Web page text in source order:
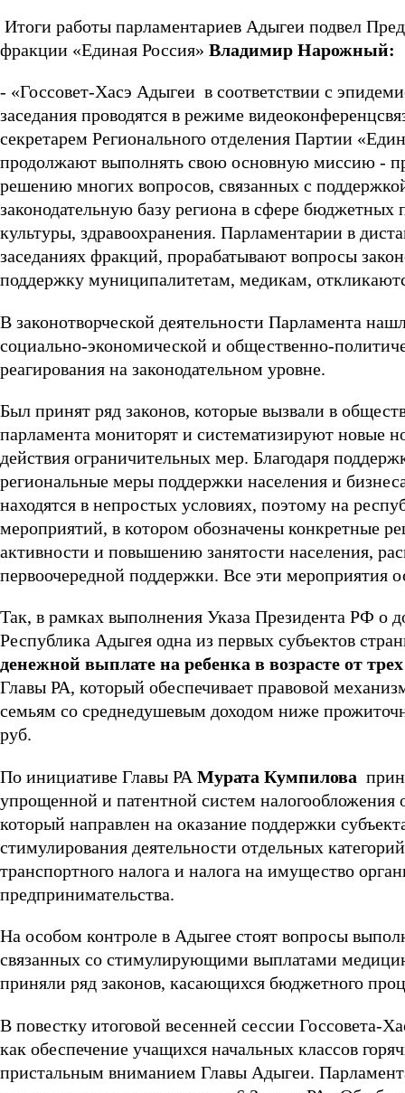
Итоги работы парламентариев Адыгеи подвел
фракции «Единая Россия» Владимир Нарожный:
- «Госсовет-Хасэ Адыгеи в соответствии с
заседания проводятся в режиме
секретарем Регионального отделения Партии
продолжают выполнять свою основную миссию -
решению многих вопросов, связанных с
законодательную базу региона в сфере
культуры, здравоохранения. Парламентарии в
заседаниях фракций, прорабатывают вопросы
поддержку муниципалитетам, медикам,
В законотворческой деятельности Парламента
социально-экономической и общественно-
реагирования на законодательном уровне.
Был принят ряд законов, которые вызвали в
парламента мониторят и систематизируют новые
действия ограничительных мер. Благодаря
региональные меры поддержки населения и
находятся в непростых условиях, поэтому на
мероприятий, в котором обозначены конкретные
активности и повышению занятости населения,
первоочередной поддержки. Все эти мероприятия
Так, в рамках выполнения Указа Президента РФ о
Республика Адыгея одна из первых субъектов
денежной выплате на ребенка в возрасте от
Главы РА, который обеспечивает правовой
семьям со среднедушевым доходом ниже
руб.
По инициативе Главы РА Мурата Кумпилова
упрощенной и патентной систем
который направлен на оказание поддержки
стимулирования деятельности отдельных
транспортного налога и налога на имущество
предпринимательства.
На особом контроле в Адыгее стоят вопросы
связанных со стимулирующими выплатами
приняли ряд законов, касающихся бюджетного
В повестку итоговой весенней сессии
как обеспечение учащихся начальных классов
пристальным вниманием Главы Адыгеи.